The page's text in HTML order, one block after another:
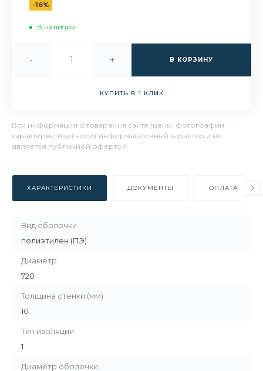
-16%
В наличии
- + В КОРЗИНУ
КУПИТЬ В 1 КЛИК
Вся информация о товарах на сайте (цены, фотографии,
характеристики) носит информационный характер и не
является публичной офертой.
ХАРАКТЕРИСТИКИ ДОКУМЕНТЫ ОПЛАТА
Вид оболочки
полиэтилен (ПЭ)
Диаметр
720
Толщина стенки (мм)
10
Тип изоляции
1
Диаметр оболочки